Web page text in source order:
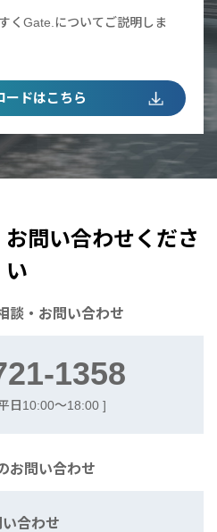
くGate.についてご説明しま
ードはこちら
問い合わせくださ
い
談・お問い合わせ
1358
日10:00〜18:00 ]
お問い合わせ
い合わせ